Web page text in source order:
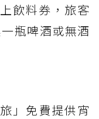
飲料券，旅客
瓶啤酒或無酒
」免費提供宵